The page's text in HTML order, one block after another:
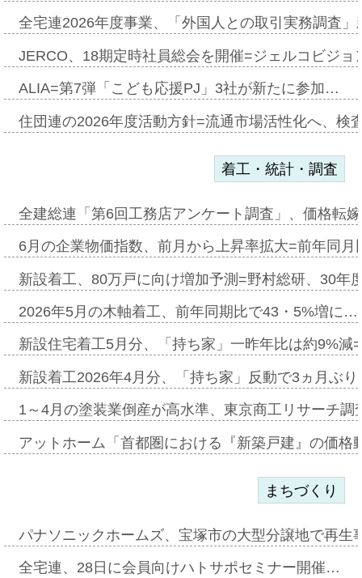
全宅連2026年度事業、「外国人との取引実務調査
JERCO、18期定時社員総会を開催=ジェルコビジ
ALIA=第7弾「こども応援PJ」3社が新たに参加…
住団連の2026年度活動方針=流通市場活性化へ、検
着工・統計・調査
全建総連「第6回工務店アンケート調査」、価格転
6月の企業物価指数、前月から上昇率拡大=前年同
新設着工、80万戸に向け増加予測=野村総研、30年
2026年5月の木軸着工、前年同期比で43・5%増に…
新設住宅着工5月分、「持ち家」一昨年比は約9%
新設着工2026年4月分、「持ち家」反動で3ヵ月ぶ
1～4月の塗装業倒産が高水準、東京商工リサーチ
アットホーム「首都圏における『新築戸建』の価
まちづくり
パナソニックホームズ、宝塚市の大型分譲地で再
全宅連、28日に会員向けハトサポセミナー開催…